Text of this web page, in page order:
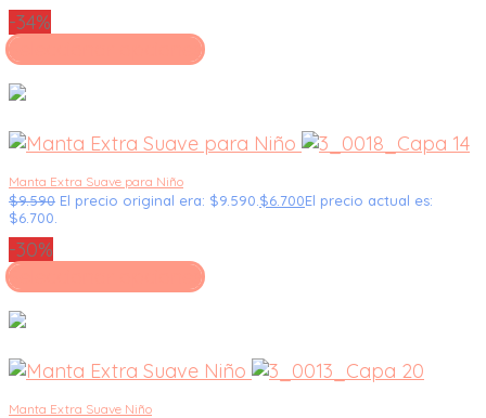
-34%
Seleccionar opciones
Manta Extra Suave para Niño
$9.590 El precio original era: $9.590. $6.700El precio actual es:
$6.700.
-30%
Seleccionar opciones
Manta Extra Suave Niño